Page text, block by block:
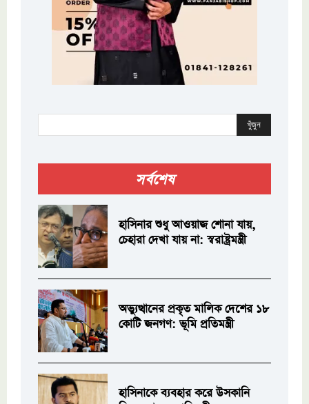
খুঁজুন
সর্বশেষ
হাসিনার শুধু আওয়াজ শোনা যায়,
চেহারা দেখা যায় না: স্বরাষ্ট্রমন্ত্রী
অভ্যুত্থানের প্রকৃত মালিক দেশের ১৮
কোটি জনগণ: ভূমি প্রতিমন্ত্রী
হাসিনাকে ব্যবহার করে উসকানি